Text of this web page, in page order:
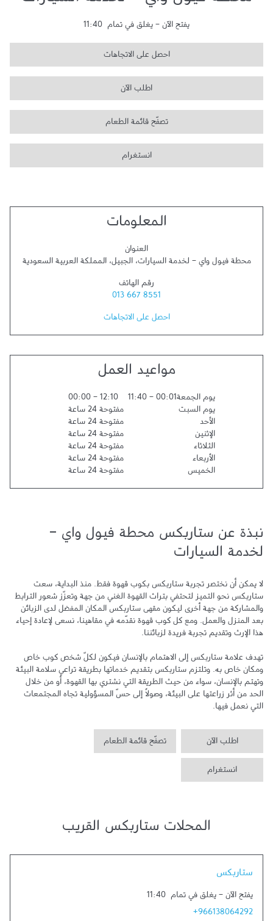
يفتح الآن - يغلق في تمام 11:40
احصل على الاتجاهات
اطلب الآن
تصفّح قائمة الطعام
انستغرام
المعلومات
العنوان
محطة فيول واي - لخدمة السيارات،الجبيل،المملكة العربية السعودية
رقم الهاتف
013 667 8551
احصل على الاتجاهات
مواعيد العمل
يوم الجمعة00:01
-
11:40
12:10
-
00:00
يوم السبت
مفتوحة 24 ساعة
الأحد
مفتوحة 24 ساعة
الإثنين
مفتوحة 24 ساعة
الثلاثاء
مفتوحة 24 ساعة
الأربعاء
مفتوحة 24 ساعة
الخميس
مفتوحة 24 ساعة
نبذة عن ستاربكس محطة فيول واي -
لخدمة السيارات
التي نعمل فيها.
اطلب الآن تصفّح قائمة الطعام
انستغرام
المحلات ستاربكس القريب
ستاربكس
يفتح الآن - يغلق في تمام 11:40
+966138064292